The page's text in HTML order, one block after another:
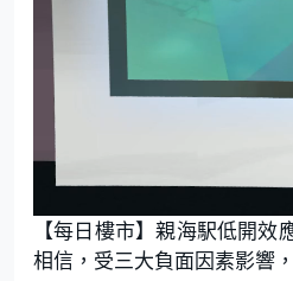
n
m
u
t
e
a
d
d
:
【每日樓市】親海駅低開
相信，受三大負面因素影響